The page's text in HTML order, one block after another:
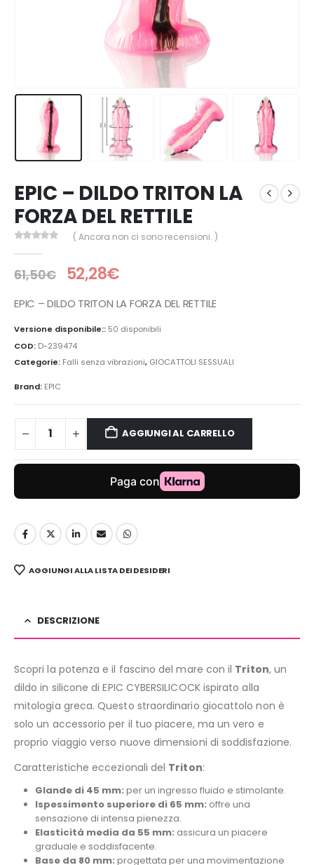
EPIC – DILDO TRITON LA
FORZA DEL RETTILE
( Ancora non ci sono recensioni. )
61,50€ 52,28€
EPIC – DILDO TRITON LA FORZA DEL RETTILE
Versione disponibile:: 50 disponibili
COD: D-239474
Categorie: Falli senza vibrazioni, GIOCATTOLI SESSUALI
Brand: EPIC
AGGIUNGI AL CARRELLO
AGGIUNGI ALLA LISTA DEI DESIDERI
DESCRIZIONE
Scopri la potenza e il fascino del mare con il Triton, un
dildo in silicone di EPIC CYBERSILICOCK ispirato alla
mitologia greca. Questo straordinario giocattolo non è
solo un accessorio per il tuo piacere, ma un vero e
proprio viaggio verso nuove dimensioni di soddisfazione.
Caratteristiche eccezionali del Triton:
Glande di 45 mm: per un ingresso fluido e stimolante.
Ispessimento superiore di 65 mm: offre una
sensazione di intensa pienezza.
Elasticità media da 55 mm: assicura un piacere
graduale e soddisfacente.
Base da 80 mm: progettata per una movimentazione